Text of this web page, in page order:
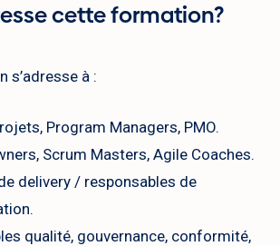
cette formation?
s’adresse à :
Program Managers, PMO.
Scrum Masters, Agile Coaches.
delivery / responsables de
qualité, gouvernance, conformité,